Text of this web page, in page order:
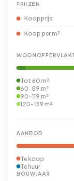
PRIJZEN
Koopprijs
Koop per m²
Tot 60 m²
60-89 m²
90-119 m²
120-159 m²
AANBOD
Te koop
Te huur
BOUWJAAR